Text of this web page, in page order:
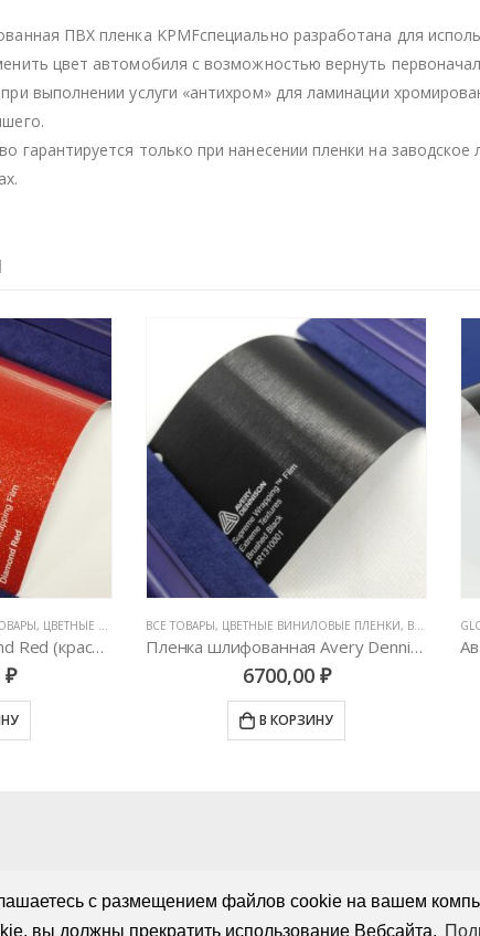
с размещением файлов cookie на вашем
вы должны прекратить использование Вебсайта.
ПВХ пленка KPMFспециально разработана для
цвет автомобиля с возможностью вернуть
выполнении услуги «антихром» для ламинации
гарантируется только при нанесении пленки на
ПЛЕНКИ,
₽
НЕТ В НАЛИЧИИ
GLOSS,АВТОВИНИЛ ORACAL (ГЕРМАНИЯ),ВСЕ ТОВАРЫ ,
Автовинил Oracal 970-070 schwarz black – черный
3000,00₽
ПОДРОБНЕЕ